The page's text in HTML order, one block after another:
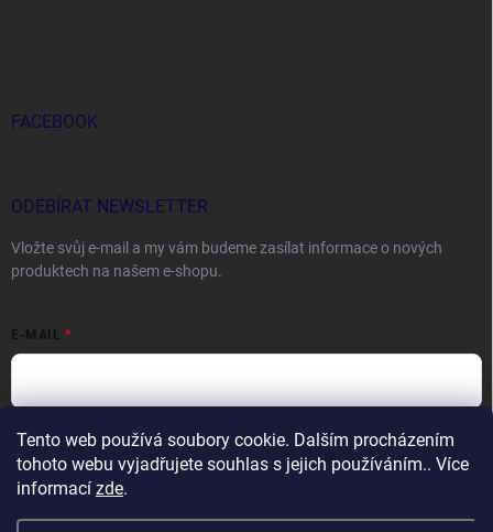
Tento web používá soubory cookie. Dalším procházením
tohoto webu vyjadřujete souhlas s jejich používáním.. Více
informací zde.
FACEBOOK
ODEBÍRAT NEWSLETTER
Vložte svůj e-mail a my vám budeme zasílat informace o nových
produktech na našem e-shopu.
E-MAIL
Vložením e-mailu souhlasíte spodmínkami ochrany osobních údajů
Přihlásit se